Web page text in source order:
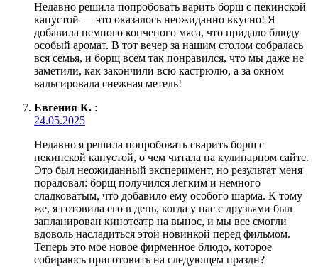
Недавно решила попробовать варить борщ с пекинской
капустой — это оказалось неожиданно вкусно! Я
добавила немного копченого мяса, что придало блюду
особый аромат. В тот вечер за нашим столом собралась
вся семья, и борщ всем так понравился, что мы даже не
заметили, как закончили всю кастрюлю, а за окном
вальсировала снежная метель!
Евгения К. :
24.05.2025
Недавно я решила попробовать сварить борщ с
пекинской капустой, о чем читала на кулинарном сайте.
Это был неожиданный эксперимент, но результат меня
порадовал: борщ получился легким и немного
сладковатым, что добавило ему особого шарма. К тому
же, я готовила его в день, когда у нас с друзьями был
запланирован кинотеатр на вынос, и мы все смогли
вдоволь насладиться этой новинкой перед фильмом.
Теперь это мое новое фирменное блюдо, которое
собираюсь приготовить на следующем праздн?